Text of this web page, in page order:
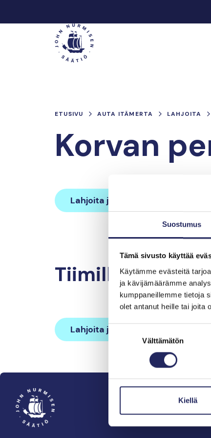
Suostumus
Tämä sivusto käyttää
Käytämme evästeitä
ja kävijämäärämme
kumppaneillemme tietoja
olet antanut heille tai joita
Suostumuksen
valinta
Välttämätön
Kiellä
Päävalikko
ETUSIVU AUTA ITÄMERTA LAHJOITA
Korvan
Lahjoita ja liity tähän tiimiin
Tiimille tehdyt
Lahjoita ja liity tähän tiimiin